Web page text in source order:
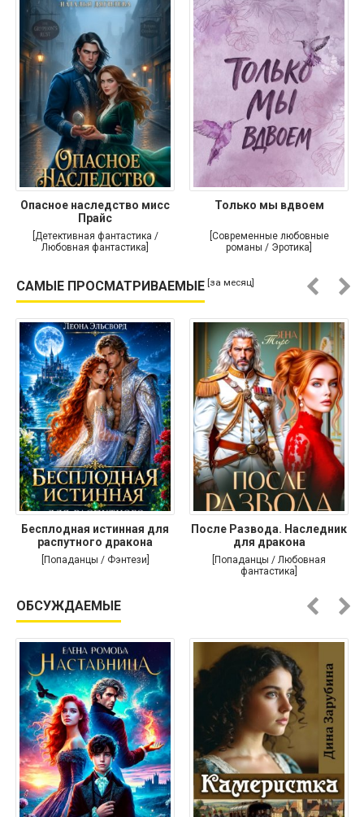
Опасное наследство мисс
Прайс
[Детективная фантастика /
Любовная фантастика]
Только мы вдвоем
[Современные любовные
романы / Эротика]
САМЫЕ ПРОСМАТРИВАЕМЫЕ [за месяц]
Бесплодная истинная для
распутного дракона
[Попаданцы / Фэнтези]
После Развода. Наследник
для дракона
[Попаданцы / Любовная
фантастика]
ОБСУЖДАЕМЫЕ